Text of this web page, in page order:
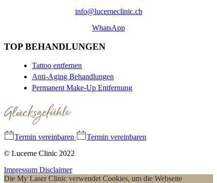
info@lucerneclinic.ch
WhatsApp
TOP BEHANDLUNGEN
Tattoo entfernen
Anti-Aging Behandlungen
Permanent Make-Up Entfernung
Termin vereinbaren
Termin vereinbaren
© Lucerne Clinic 2022
Impressum Disclaimer
Die My Laser Clinic verwendet Cookies, um die Webseite